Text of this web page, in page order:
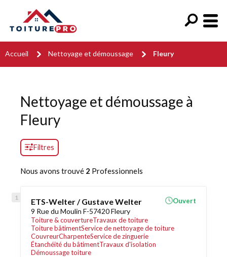
Accueil Nettoyage et démoussage Fleury
Nettoyage et démoussage à
Fleury
Filtres
Nous avons trouvé 2 Professionnels
ETS-Welter / Gustave Welter
9 Rue du Moulin F-57420 Fleury
Toiture & couvertureTravaux de toiture
Toiture bâtimentService de nettoyage de toiture
CouvreurCharpenteService de zinguerie
Étanchéité du bâtimentTravaux d'isolation
Démoussage toiture
Ouvert